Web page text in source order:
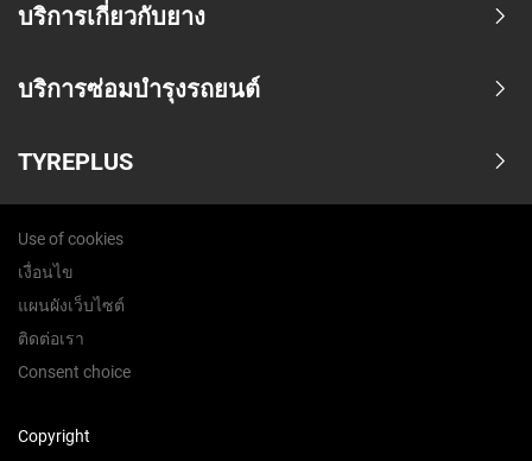
บริการเกี่ยวกับยาง
บริการซ่อมบำรุงรถยนต์
TYREPLUS
Use of cookies
เงื่อนไข
แผนผังเว็บไซต์
ติดต่อเรา
Consent choice
Copyright